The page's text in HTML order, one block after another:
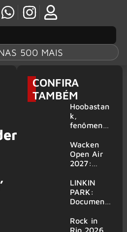
500 MAIS
CONFIRA
TAMBÉM
Hoobastan
k,
fenômeno
rock anos
2000,
volta ao
6 shows
Wacken
Open Air
2027:
amplia
line-up e
já
mais de 50
bandas
LINKIN
PARK:
Document
‘Unshatter’
e álbum ao
Rock in
Rio 2026